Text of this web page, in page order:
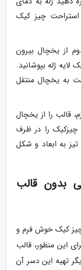
استراحت چیز کیک
از یخچال بیرون
لایه ژله بپوشانید.
دوباره برای 2 ساعت به یخچال منتقل
قالب را از یخچال
چیزکیک را در ظرف
به ابعاد و شکل
بدون قالب
کیک خوش فرم و
این منظور، قالب
تهیه این دسر آن